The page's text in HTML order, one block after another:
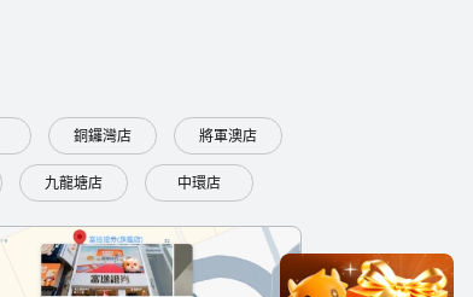
銅鑼灣店 將軍澳店
九龍塘店 中環店